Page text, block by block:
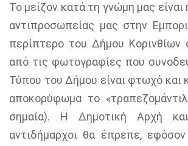
Το μείζον κατά τη γνώμη μας
αντιπροσωπείας μας στην
περίπτερο του Δήμου Κορινθίων
από τις φωτογραφίες που
Τύπου του Δήμου είναι φτωχό και
αποκορύφωμα το
σημαία). Η Δημοτική Αρχή
αντιδήμαρχοι θα έπρεπε,